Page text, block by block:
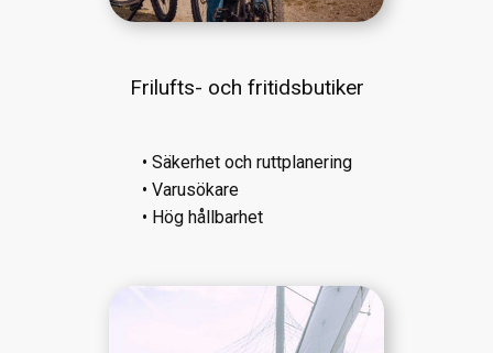
Frilufts- och fritidsbutiker
• Säkerhet och ruttplanering
• Varusökare
• Hög hållbarhet